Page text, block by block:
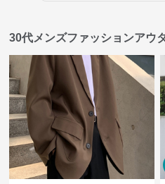
30代メンズファッションアウ